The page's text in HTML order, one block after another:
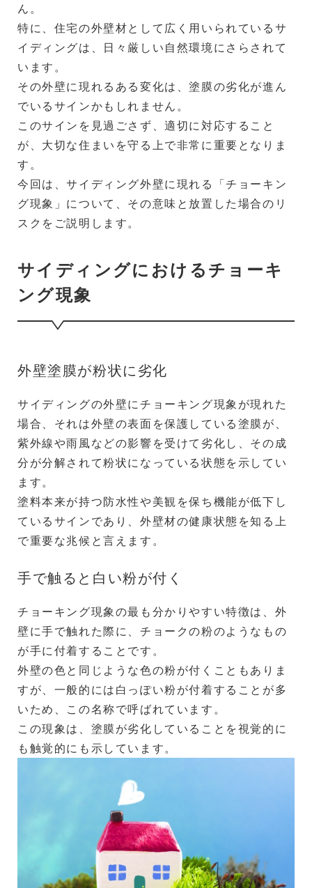
ん。
特に、住宅の外壁材として広く用いられているサ
イディングは、日々厳しい自然環境にさらされて
います。
その外壁に現れるある変化は、塗膜の劣化が進ん
でいるサインかもしれません。
このサインを見過ごさず、適切に対応すること
が、大切な住まいを守る上で非常に重要となりま
す。
今回は、サイディング外壁に現れる「チョーキン
グ現象」について、その意味と放置した場合のリ
スクをご説明します。
サイディングにおけるチョーキ
ング現象
外壁塗膜が粉状に劣化
サイディングの外壁にチョーキング現象が現れた
場合、それは外壁の表面を保護している塗膜が、
紫外線や雨風などの影響を受けて劣化し、その成
分が分解されて粉状になっている状態を示してい
ます。
塗料本来が持つ防水性や美観を保ち機能が低下し
ているサインであり、外壁材の健康状態を知る上
で重要な兆候と言えます。
手で触ると白い粉が付く
チョーキング現象の最も分かりやすい特徴は、外
壁に手で触れた際に、チョークの粉のようなもの
が手に付着することです。
外壁の色と同じような色の粉が付くこともありま
すが、一般的には白っぽい粉が付着することが多
いため、この名称で呼ばれています。
この現象は、塗膜が劣化していることを視覚的に
も触覚的にも示しています。